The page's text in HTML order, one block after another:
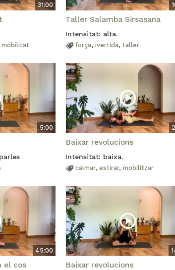
31:00
mobilitat
Taller Salamba Sirsasana
Intensitat: alta.
força,ivertida,taller
5:00
Baixar revolucions
Intensitat: baixa.
calmar,estirar,mobilitzar
45:00
el cos Baixar revolucions